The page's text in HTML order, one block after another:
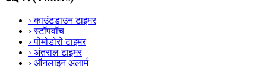
›काउंटडाउन टाइमर
›स्टॉपवॉच
›पोमोडोरो टाइमर
› अंतराल टाइमर
› ऑनलाइन अलार्म